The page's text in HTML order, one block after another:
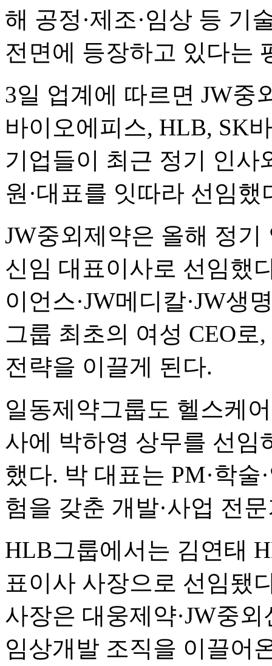
해 공정·제조·임상 등 기
전면에 등장하고 있다는
3일 업계에 따르면 JW중
바이오에피스, HLB, SK
기업들이 최근 정기 인사
원·대표를 잇따라 선임했
JW중외제약은 올해 정
신임 대표이사로 선임했
이언스·JW메디칼·JW생
그룹 최초의 여성 CEO로
전략을 이끌게 된다.
일동제약그룹도 헬스케
사에 박하영 상무를 선임
했다. 박 대표는 PM·학술
험을 갖춘 개발·사업 전
HLB그룹에서는 김연태
표이사 사장으로 선임됐
사장은 대웅제약·JW중
임상개발 조직을 이끌어